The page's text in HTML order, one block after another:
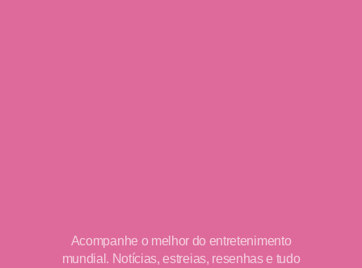
Acompanhe o melhor do entretenimento
mundial. Notícias, estreias, resenhas e tudo